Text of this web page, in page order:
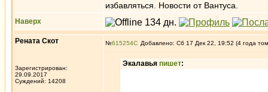
избавляться. Новости от Вантуса.
Наверх
Рената Скот
Зарегистрирован:
29.09.2017
Суждений: 14208
№615254 Добавлено: Сб 17 Дек 22, 19:52 (4 года
Экалавья пишет: